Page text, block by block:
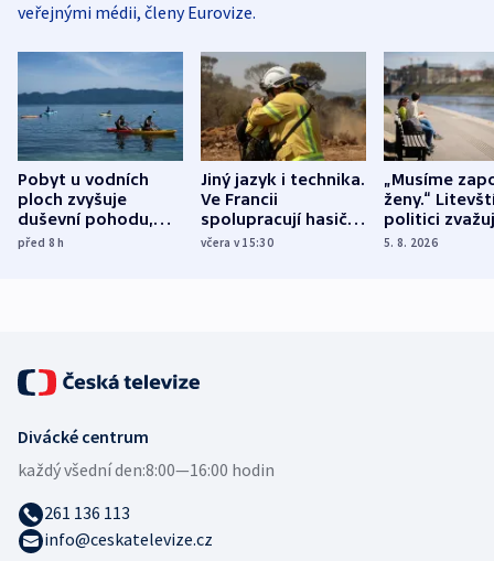
veřejnými médii, členy Eurovize.
Pobyt u vodních
ploch zvyšuje
duševní pohodu,
ukázala
před 8h
Jiný jazyk i technika.
Ve Francii
spolupracují hasiči z
různých zemí
včera v 15:30
„Musíme
ženy.“
politici
dohodu o
5. 8. 2026
Divácké centrum
každý všední den:8:00—16:00 hodin
261 136 113
info@ceskatelevize.cz